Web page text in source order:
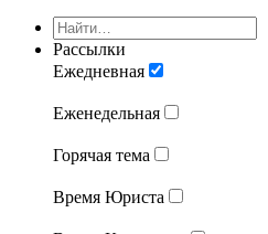
Рассылки
Ежедневная
Еженедельная
Горячая тема
Время Юриста